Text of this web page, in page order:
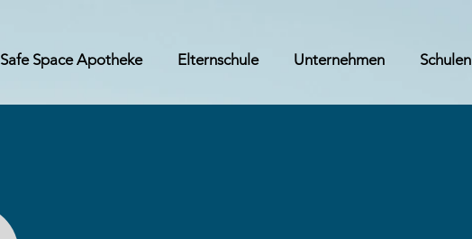
Safe Space Apotheke Elternschule Unternehmen Schulen